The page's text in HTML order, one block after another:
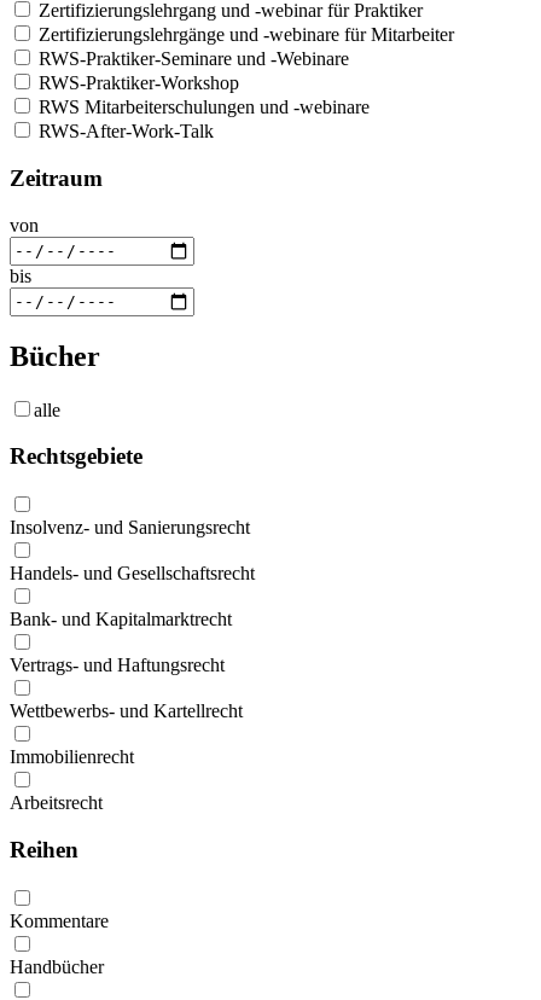
Zertifizierungslehrgang und -webinar für Praktiker
Zertifizierungslehrgänge und -webinare für Mitarbeiter
RWS-Praktiker-Seminare und -Webinare
RWS-Praktiker-Workshop
RWS Mitarbeiterschulungen und -webinare
RWS-After-Work-Talk
Zeitraum
von
bis
Bücher
alle
Rechtsgebiete
Insolvenz- und Sanierungsrecht
Handels- und Gesellschaftsrecht
Bank- und Kapitalmarktrecht
Vertrags- und Haftungsrecht
Wettbewerbs- und Kartellrecht
Immobilienrecht
Arbeitsrecht
Reihen
Kommentare
Handbücher